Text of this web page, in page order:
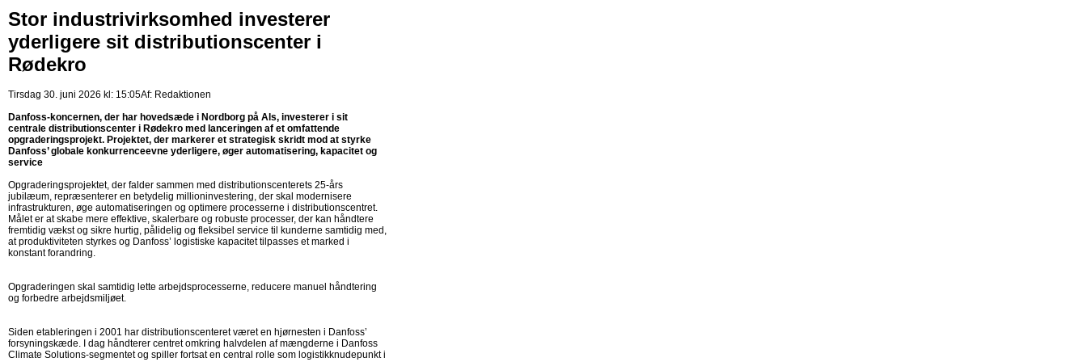
Stor industrivirksomhed investerer
yderligere sit distributionscenter i
Rødekro
Tirsdag 30. juni 2026 kl: 15:05Af: Redaktionen
Danfoss-koncernen, der har hovedsæde i Nordborg på Als, investerer i sit
centrale distributionscenter i Rødekro med lanceringen af et omfattende
opgraderingsprojekt. Projektet, der markerer et strategisk skridt mod at styrke
Danfoss’ globale konkurrenceevne yderligere, øger automatisering, kapacitet og
service
Opgraderingsprojektet, der falder sammen med distributionscenterets 25-års
jubilæum, repræsenterer en betydelig millioninvestering, der skal modernisere
infrastrukturen, øge automatiseringen og optimere processerne i distributionscentret.
Målet er at skabe mere effektive, skalerbare og robuste processer, der kan håndtere
fremtidig vækst og sikre hurtig, pålidelig og fleksibel service til kunderne samtidig med,
at produktiviteten styrkes og Danfoss’ logistiske kapacitet tilpasses et marked i
konstant forandring.
Opgraderingen skal samtidig lette arbejdsprocesserne, reducere manuel håndtering
og forbedre arbejdsmiljøet.
Siden etableringen i 2001 har distributionscenteret været en hjørnesten i Danfoss’
forsyningskæde. I dag håndterer centret omkring halvdelen af mængderne i Danfoss
Climate Solutions-segmentet og spiller fortsat en central rolle som logistikknudepunkt i